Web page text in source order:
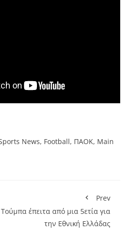
News, Football, ΠΑΟΚ, Main
Prev
έπειτα από μια 5ετία για
την Εθνική Ελλάδας